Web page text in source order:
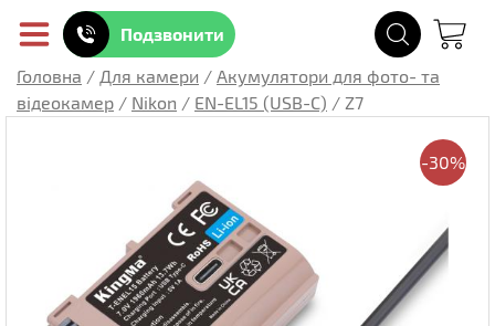
Подзвонити
Головна / Для камери / Акумулятори для фото- та
відеокамер / Nikon / EN-EL15 (USB-C) / Z7
-30%